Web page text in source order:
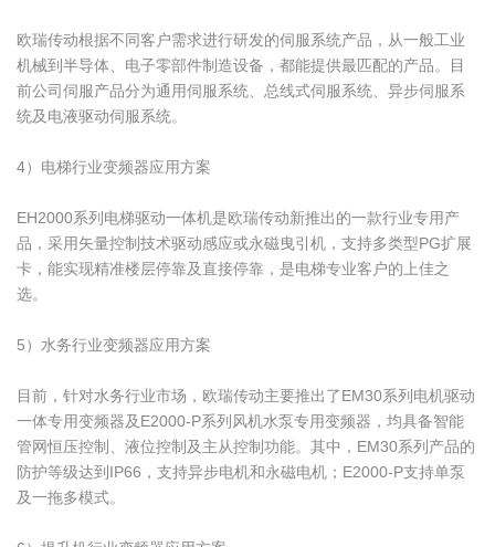
欧瑞传动根据不同客户需求进行研发的伺服系统产品，从一般工业
机械到半导体、电子零部件制造设备，都能提供最匹配的产品。目
前公司伺服产品分为通用伺服系统、总线式伺服系统、异步伺服系
统及电液驱动伺服系统。
4）电梯行业变频器应用方案
EH2000系列电梯驱动一体机是欧瑞传动新推出的一款行业专用产
品，采用矢量控制技术驱动感应或永磁曳引机，支持多类型PG扩展
卡，能实现精准楼层停靠及直接停靠，是电梯专业客户的上佳之
选。
5）水务行业变频器应用方案
目前，针对水务行业市场，欧瑞传动主要推出了EM30系列电机驱动
一体专用变频器及E2000-P系列风机水泵专用变频器，均具备智能
管网恒压控制、液位控制及主从控制功能。其中，EM30系列产品的
防护等级达到IP66，支持异步电机和永磁电机；E2000-P支持单泵
及一拖多模式。